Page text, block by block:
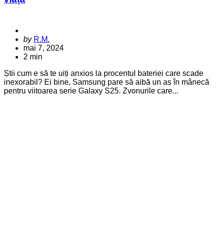
Posted
by
by R.M.
mai 7, 2024
2 min
Știi cum e să te uiți anxios la procentul bateriei care scade
inexorabil? Ei bine, Samsung pare să aibă un as în mânecă
pentru viitoarea serie Galaxy S25. Zvonurile care...